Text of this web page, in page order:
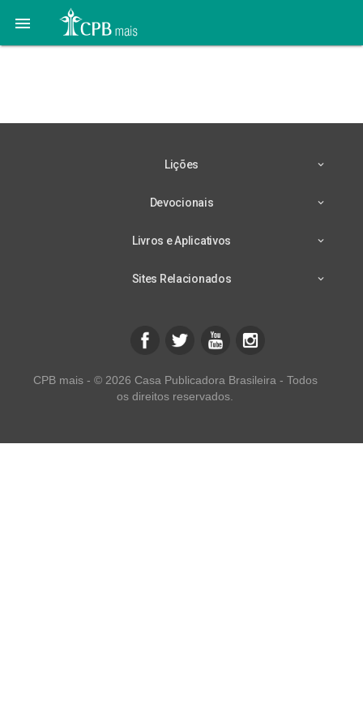

Lições
Devocionais
Livros e Aplicativos
Sites Relacionados
CPB mais - © 2026 Casa Publicadora Brasileira - Todos
os direitos reservados.